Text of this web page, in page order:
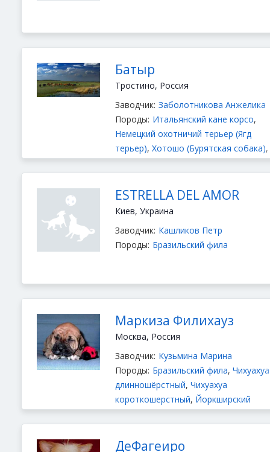
Батыр
Тростино, Россия
Заводчик: Заболотникова Анжелика
Породы: Итальянский кане корсо,
Немецкий охотничий терьер (Ягд
терьер), Хотошо (Бурятская собака),
борзая,Бразильский фила
ESTRELLA DEL AMOR
Киев, Украина
Заводчик: Кашликов Петр
Породы: Бразильский фила
Маркиза Филихауз
Москва, Россия
Заводчик: Кузьмина Марина
Породы: Бразильский фила, Чихуахуа
длинношёрстный, Чихуахуа
короткошерстный, Йоркширский
ДеФагеиро